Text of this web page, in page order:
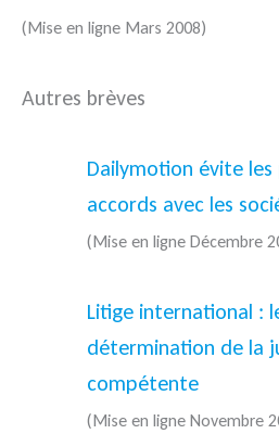
(Mise en ligne Mars 2008)
Autres brèves
Dailymotion évite
accords avec les
(Mise en ligne Décembre
Litige international :
détermination de la
compétente
(Mise en ligne Novembre